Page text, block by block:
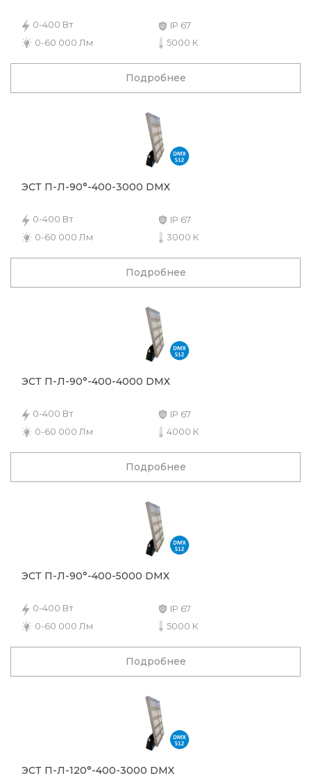
0-400 Вт
IP 67
0-60 000 Лм
5000 К
Подробнее
ЭСТ П-Л-90°-400-3000 DMX
0-400 Вт
IP 67
0-60 000 Лм
3000 К
Подробнее
ЭСТ П-Л-90°-400-4000 DMX
0-400 Вт
IP 67
0-60 000 Лм
4000 К
Подробнее
ЭСТ П-Л-90°-400-5000 DMX
0-400 Вт
IP 67
0-60 000 Лм
5000 К
Подробнее
ЭСТ П-Л-120°-400-3000 DMX